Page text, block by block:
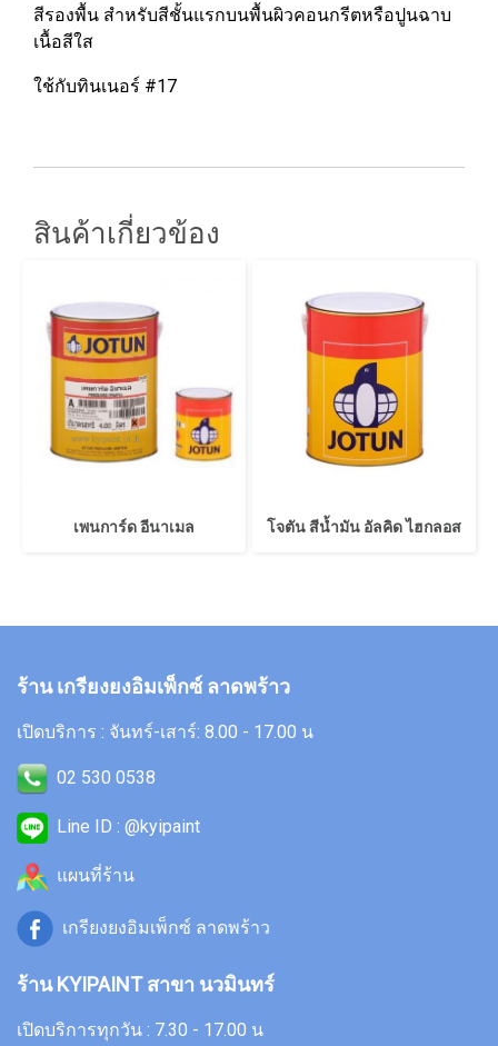
สีรองพื้น สำหรับสีชั้นแรกบนพื้นผิวคอนกรีตหรือปูนฉาบ
เนื้อสีใส
ใช้กับทินเนอร์ #17
สินค้าเกี่ยวข้อง
เพนการ์ด อีนาเมล โจตัน สีน้ำมัน อัลคิด ไฮกลอส
ร้าน เกรียงยงอิมเพ็กซ์ ลาดพร้าว
เปิดบริการ : จันทร์-เสาร์: 8.00 - 17.00 น
02 530 0538
Line ID : @kyipaint
แผนที่ร้าน
เกรียงยงอิมเพ็กซ์ ลาดพร้าว
ร้าน KYIPAINT สาขา นวมินทร์
เปิดบริการทุกวัน : 7.30 - 17.00 น